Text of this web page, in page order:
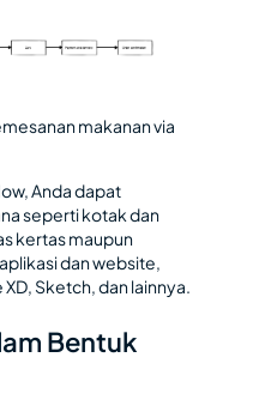
makanan via
Anda dapat
seperti kotak dan
kertas maupun
dan website,
Sketch, dan lainnya.
Bentuk